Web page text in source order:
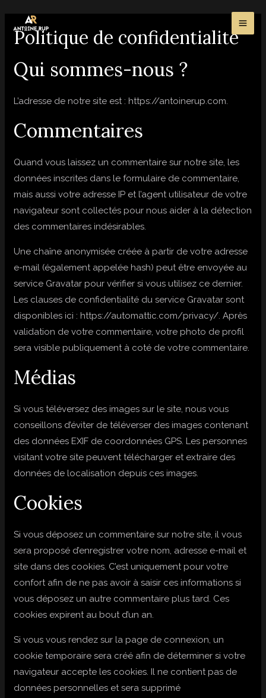
contenu
Politique de confidentialité
Qui sommes-nous ?
L’adresse de notre site est : https://antoinerup.com.
Commentaires
Quand vous laissez un commentaire sur notre site, les
données inscrites dans le formulaire de commentaire,
mais aussi votre adresse IP et l’agent utilisateur de votre
navigateur sont collectés pour nous aider à la détection
des commentaires indésirables.
Une chaîne anonymisée créée à partir de votre adresse
e-mail (également appelée hash) peut être envoyée au
service Gravatar pour vérifier si vous utilisez ce dernier.
Les clauses de confidentialité du service Gravatar sont
disponibles ici : https://automattic.com/privacy/. Après
validation de votre commentaire, votre photo de profil
sera visible publiquement à coté de votre commentaire.
Médias
Si vous téléversez des images sur le site, nous vous
conseillons d’éviter de téléverser des images contenant
des données EXIF de coordonnées GPS. Les personnes
visitant votre site peuvent télécharger et extraire des
données de localisation depuis ces images.
Cookies
Si vous déposez un commentaire sur notre site, il vous
sera proposé d’enregistrer votre nom, adresse e-mail et
site dans des cookies. C’est uniquement pour votre
confort afin de ne pas avoir à saisir ces informations si
vous déposez un autre commentaire plus tard. Ces
cookies expirent au bout d’un an.
Si vous vous rendez sur la page de connexion, un
cookie temporaire sera créé afin de déterminer si votre
navigateur accepte les cookies. Il ne contient pas de
données personnelles et sera supprimé